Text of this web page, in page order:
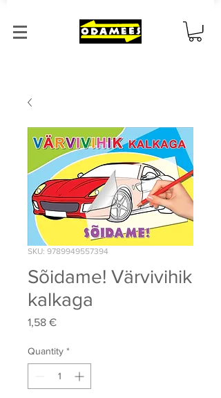
SKU: 9789949557394
Sõidame! Värvivihik
kalkaga
1,58 €Price
Quantity *